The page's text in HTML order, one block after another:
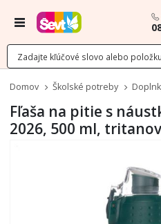
Menu
Domov Školské potreby
Fľaša na pitie s
2026, 500 ml,